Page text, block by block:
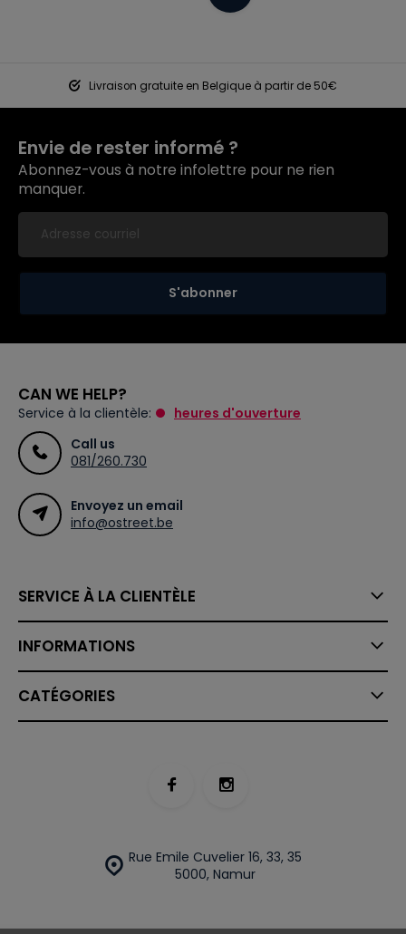
Livraison gratuite en Belgique à partir de 50€
Envie de rester informé ?
Abonnez-vous à notre infolettre pour ne rien
manquer.
S'abonner
CAN WE HELP?
Service à la clientèle:
heures d'ouverture
Call us
081/260.730
Envoyez un email
info@ostreet.be
SERVICE À LA CLIENTÈLE
INFORMATIONS
CATÉGORIES
Rue Emile Cuvelier 16, 33, 35
5000, Namur